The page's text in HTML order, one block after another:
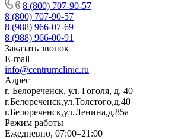
8 (800) 707-90-57
8 (800) 707-90-57
8 (988) 966-07-69
8 (988) 966-00-91
Заказать звонок
E-mail
info@centrumclinic.ru
Адрес
г. Белореченск, ул. Гоголя, д. 40
г.Белореченск,ул.Толстого,д.40
г.Белореченск,ул.Ленина,д.85а
Режим работы
Ежедневно, 07:00–21:00